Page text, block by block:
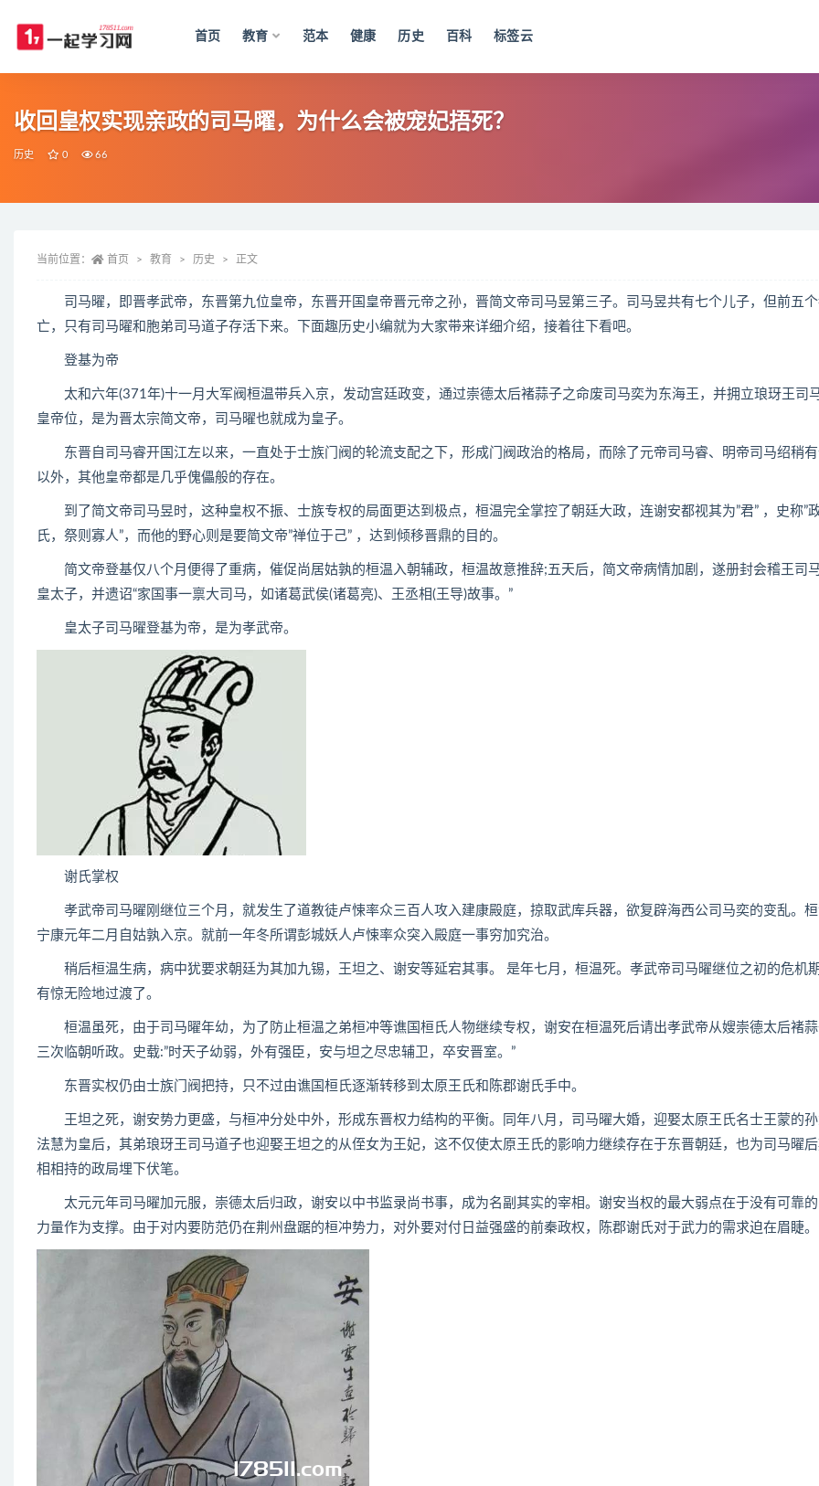
首页 教育 范本 健康 历史 百科 标签云
收回皇权实现亲政的司马曜，为什么会被宠妃捂死？
历史 0 66
当前位置： 首页 教育 历史 正文
司马曜，即晋孝武帝，东晋第九位皇帝，东晋开国皇帝晋元帝之孙，晋简文帝司马昱第三子。司马昱共有七个儿子，但前五
亡，只有司马曜和胞弟司马道子存活下来。下面趣历史小编就为大家带来详细介绍，接着往下看吧。
登基为帝
太和六年(371年)十一月大军阀桓温带兵入京，发动宫廷政变，通过崇德太后褚蒜子之命废司马奕为东海王，并拥立琅玡王司
皇帝位，是为晋太宗简文帝，司马曜也就成为皇子。
东晋自司马睿开国江左以来，一直处于士族门阀的轮流支配之下，形成门阀政治的格局，而除了元帝司马睿、明帝司马绍稍
以外，其他皇帝都是几乎傀儡般的存在。
到了简文帝司马昱时，这种皇权不振、士族专权的局面更达到极点，桓温完全掌控了朝廷大政，连谢安都视其为”君” ，史称”
氏，祭则寡人”，而他的野心则是要简文帝”禅位于己” ，达到倾移晋鼎的目的。
简文帝登基仅八个月便得了重病，催促尚居姑孰的桓温入朝辅政，桓温故意推辞;五天后，简文帝病情加剧，遂册封会稽王司
皇太子，并遗诏“家国事一禀大司马，如诸葛武侯(诸葛亮)、王丞相(王导)故事。”
皇太子司马曜登基为帝，是为孝武帝。
谢氏掌权
孝武帝司马曜刚继位三个月，就发生了道教徒卢悚率众三百人攻入建康殿庭，掠取武库兵器，欲复辟海西公司马奕的变乱。
宁康元年二月自姑孰入京。就前一年冬所谓彭城妖人卢悚率众突入殿庭一事穷加究治。
稍后桓温生病，病中犹要求朝廷为其加九锡，王坦之、谢安等延宕其事。 是年七月，桓温死。孝武帝司马曜继位之初的危机
有惊无险地过渡了。
桓温虽死，由于司马曜年幼，为了防止桓温之弟桓冲等谯国桓氏人物继续专权，谢安在桓温死后请出孝武帝从嫂崇德太后褚
三次临朝听政。史载:”时天子幼弱，外有强臣，安与坦之尽忠辅卫，卒安晋室。”
东晋实权仍由士族门阀把持，只不过由谯国桓氏逐渐转移到太原王氏和陈郡谢氏手中。
王坦之死，谢安势力更盛，与桓冲分处中外，形成东晋权力结构的平衡。同年八月，司马曜大婚，迎娶太原王氏名士王蒙的
法慧为皇后，其弟琅玡王司马道子也迎娶王坦之的从侄女为王妃，这不仅使太原王氏的影响力继续存在于东晋朝廷，也为司马曜
相相持的政局埋下伏笔。
太元元年司马曜加元服，崇德太后归政，谢安以中书监录尚书事，成为名副其实的宰相。谢安当权的最大弱点在于没有可靠
力量作为支撑。由于对内要防范仍在荆州盘踞的桓冲势力，对外要对付日益强盛的前秦政权，陈郡谢氏对于武力的需求迫在眉睫。